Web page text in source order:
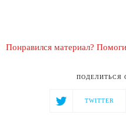
Понравился материал?
ПОДЕЛИТЬСЯ
TWITTER